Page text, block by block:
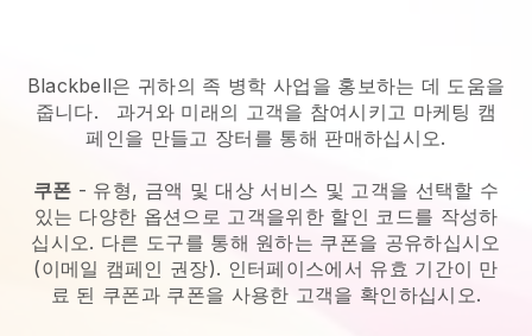
Blackbell은 귀하의 족 병학 사업을 홍보하는 데 도움을
줍니다.
과거와 미래의 고객을 참여시키고 마케팅 캠
페인을 만들고 장터를 통해 판매하십시오.
쿠폰 - 유형, 금액 및 대상 서비스 및 고객을 선택할 수
있는 다양한 옵션으로 고객을위한 할인 코드를 작성하
십시오. 다른 도구를 통해 원하는 쿠폰을 공유하십시오
(이메일 캠페인 권장). 인터페이스에서 유효 기간이 만
료 된 쿠폰과 쿠폰을 사용한 고객을 확인하십시오.